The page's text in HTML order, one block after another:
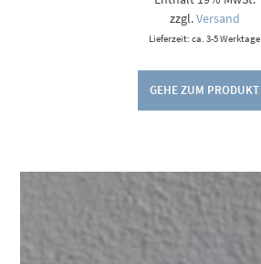
zzgl.Versand
Lieferzeit: ca. 3-5 Werktage
GEHE ZUM PRODUKT